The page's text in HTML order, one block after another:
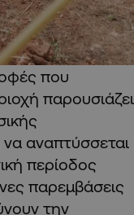
που
παρουσιάζει
αναπτύσσεται
περίοδος
παρεμβάσεις
την